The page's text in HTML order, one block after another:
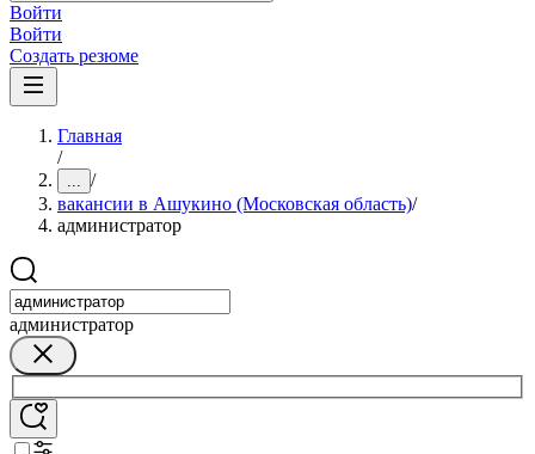
Войти
Войти
Создать резюме
Главная
/
... /
вакансии в Ашукино (Московская область)/
администратор
администратор